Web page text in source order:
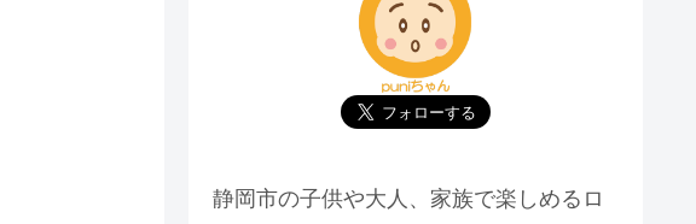
静岡市の子供や大人、家族で楽しめるロ